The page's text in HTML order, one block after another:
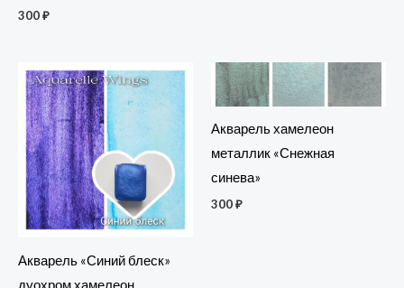
300₽
Акварель «Синий блеск»
дуохром хамелеон
Акварель хамелеон
металлик «Снежная
синева»
300₽